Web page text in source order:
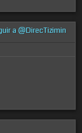
a @DirecTizimin